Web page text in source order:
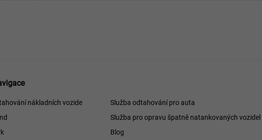
nákladních vozide
Služba odtahování pro auta
Služba pro opravu špatně natankovaných vozidel
Blog